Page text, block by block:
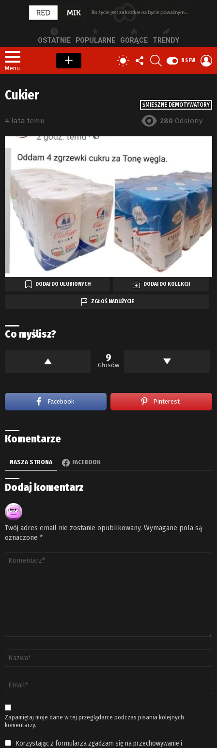
OSTATNIE POPULARNE GORĄCE TRENDY
Menu
PRZEŁĄCZ
SKÓRKĘ
OBSERWUJ
NAS
NSFW
ŚMIESZNE DEMOTYWATORY
Cukier
4 lata temu 280 Odsłony
DODAJ DO ULUBIONYCH DODAJ DO KOLEKCJI
ZGŁOŚ NADUŻYCIE
Co myślisz?
9
Głosów
Facebook Pinterest
Komentarze
NASZA STRONA FACEBOOK
Dodaj komentarz
Twój adres email nie zostanie opublikowany. Wymagane pola są
oznaczone *
email
*
Zapamiętaj moje dane w tej przeglądarce podczas pisania kolejnych
komentarzy.
Korzystając z formularza zgadzam się na przechowywanie i